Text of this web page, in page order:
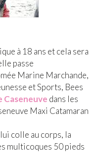
à 18 ans et cela sera
passe
Marine Marchande,
et Sports, Bees
Caseneuve dans les
Maxi Catamaran
colle au corps, la
multicoques 50 pieds